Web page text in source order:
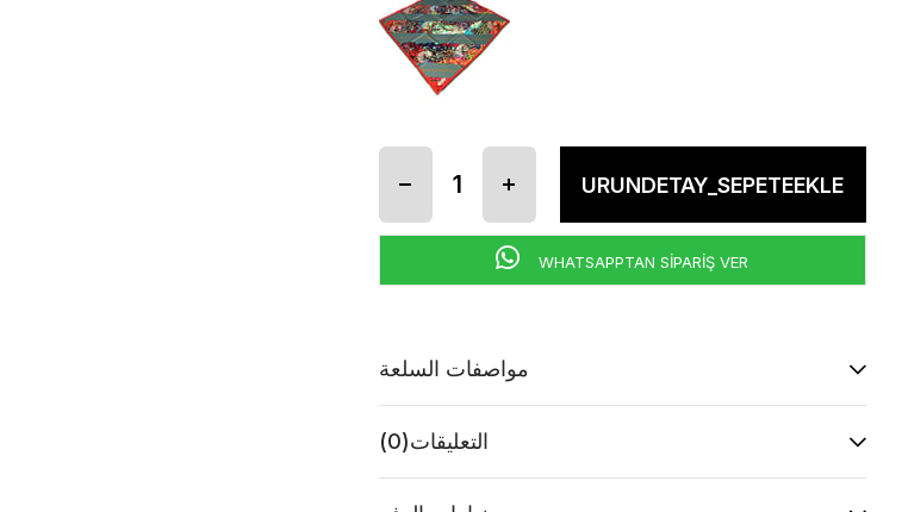
WHATSAPPTAN SİPARİŞ VER
مواصفات السلعة
التعليقات(0)